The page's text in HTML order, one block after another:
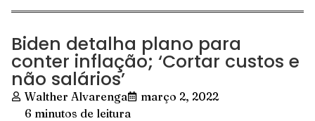
Biden detalha plano para
conter inflação; ‘Cortar custos e
não salários’
Walther Alvarenga
março 2, 2022
6 minutos de leitura